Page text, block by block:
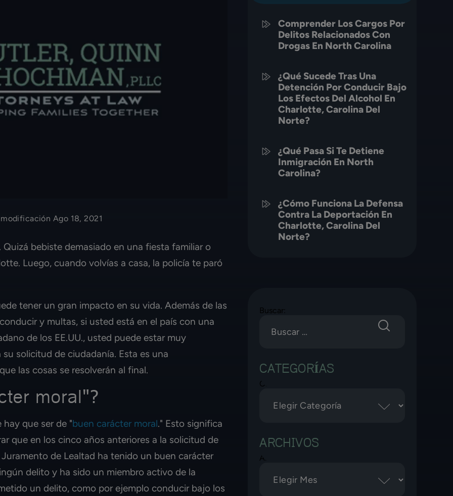
Ago 18, 2021
bebiste demasiado en una fiesta familiar o
Luego, cuando volvías a casa, la policía te paró
tener un gran impacto en su vida. Además de las
y multas, si usted está en el país con una
de los EE.UU., usted puede estar muy
solicitud de ciudadanía. Esta es una
las cosas se resolverán al final.
moral"?
que ser de "buen carácter moral." Esto significa
que en los cinco años anteriores a la solicitud de
de Lealtad ha tenido un buen carácter
delito y ha sido un miembro activo de la
un delito, como por ejemplo conducir bajo los
Comprender Los Cargos Por
Delitos Relacionados Con
Drogas En North Carolina
¿Qué Sucede Tras Una
Detención Por Conducir Bajo
Los Efectos Del Alcohol En
Charlotte, Carolina Del
Norte?
¿Qué Pasa Si Te Detiene
Inmigración En North
Carolina?
¿Cómo Funciona La Defensa
Contra La Deportación En
Charlotte, Carolina Del
Norte?
Buscar:
CATEGORÍAS
Categorías
ARCHIVOS
Archivos